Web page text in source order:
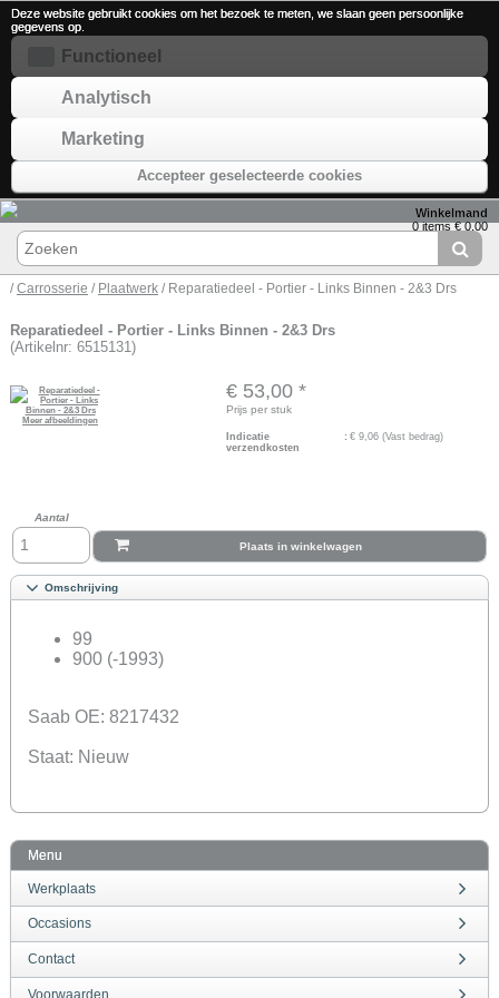
Deze website gebruikt cookies om het bezoek te meten, we slaan geen persoonlijke
gegevens op.
Functioneel
Analytisch
Marketing
Accepteer geselecteerde cookies
Winkelmand
0 items € 0,00
/Carrosserie / Plaatwerk / Reparatiedeel - Portier - Links Binnen - 2&3 Drs
Reparatiedeel - Portier - Links Binnen - 2&3 Drs
(Artikelnr: 6515131)
Meer afbeeldingen
€ 53,00 *
Prijs per stuk
Indicatie
verzendkosten
: € 9,06(Vast bedrag)
Aantal
Plaats in winkelwagen
Omschrijving
99
900 (-1993)
Saab OE: 8217432
Staat: Nieuw
Menu
Werkplaats
Occasions
Contact
Voorwaarden